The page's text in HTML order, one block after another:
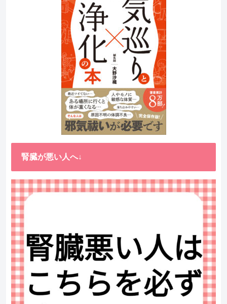
腎臓が悪い人へ↓